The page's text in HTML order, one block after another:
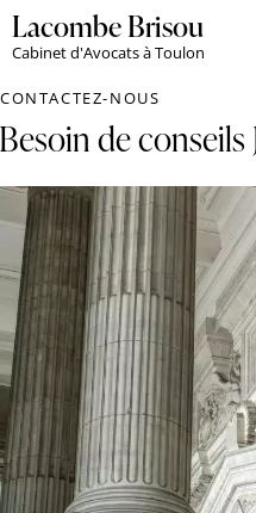
Lacombe Brisou
Cabinet d'Avocats à Toulon
CONTACTEZ-NOUS
Besoin de conseils